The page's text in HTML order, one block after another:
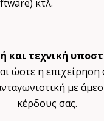
κτλ.
και τεχνική
ώστε η επιχείρηση
με
κέρδους σας.